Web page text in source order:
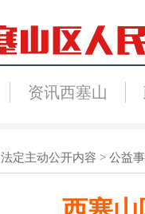
资讯西塞山
法定主动公开内容 > 公益